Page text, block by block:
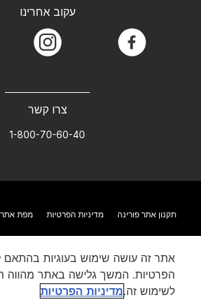
צרו קשר
1-800-70-60-40
עקוב אחרינו
facebook
instagram
תקנון אתר פורינה מדיניות הפרטיות מפת אתר
אתר זה עושה שימוש בעוגיות בהתאם
הפרטיות. המשך גלישה באתר מהווה
לשימוש זה.מדיניות הפרטיות